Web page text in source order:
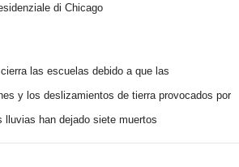
di Chicago
las escuelas debido a que las
y los deslizamientos de tierra provocados por
lluvias han dejado siete muertos